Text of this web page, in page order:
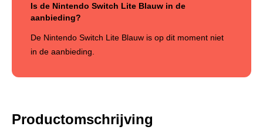
Is de Nintendo Switch Lite Blauw in de
aanbieding?
De Nintendo Switch Lite Blauw is op dit moment niet
in de aanbieding.
Productomschrijving